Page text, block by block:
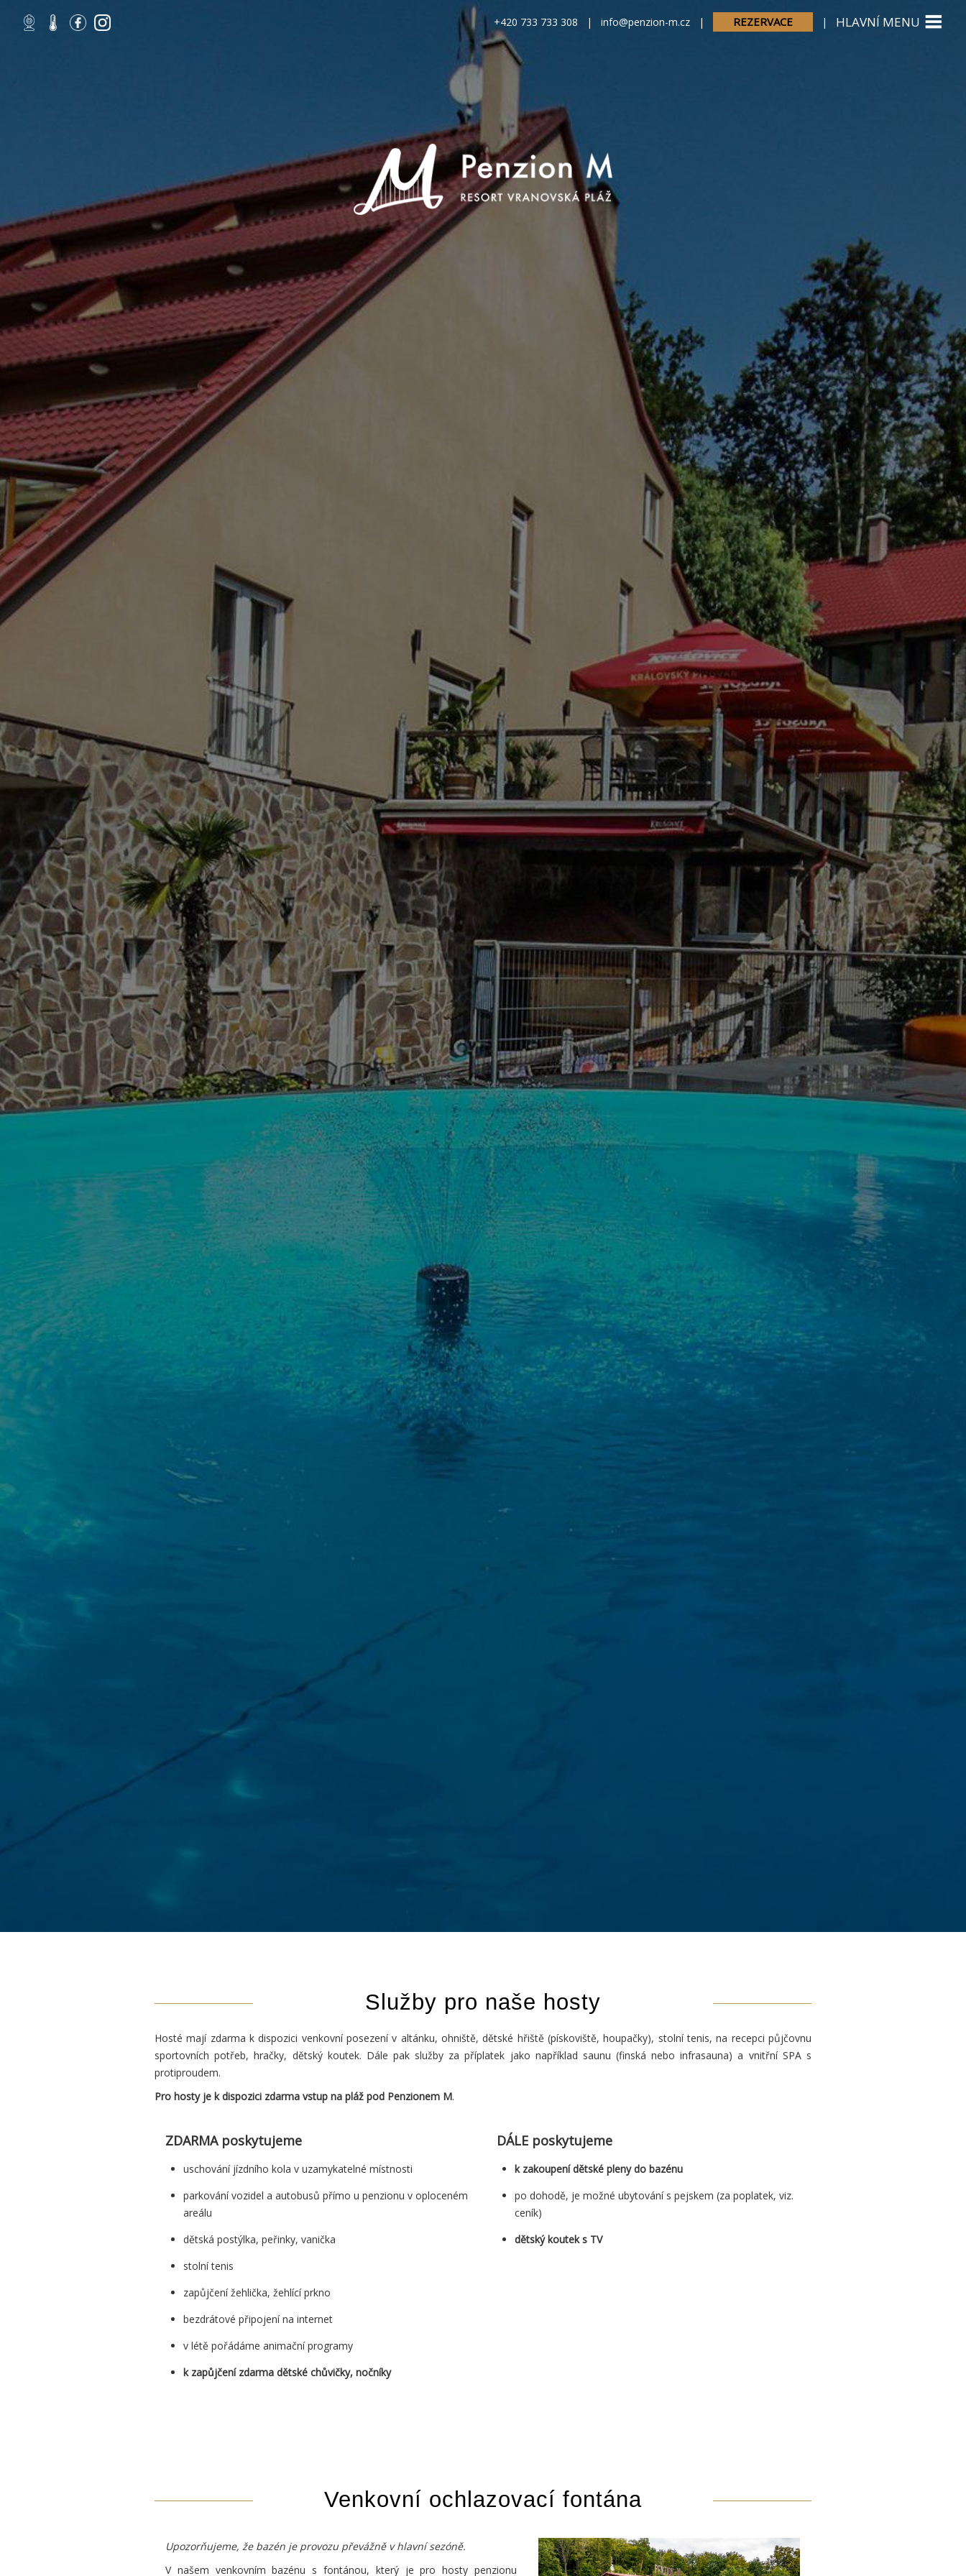
+420 733 733 308 | info@penzion-m.cz | REZERVACE | HLAVNÍ MENU
Služby pro naše hosty
Hosté mají zdarma k dispozici venkovní posezení v altánku, ohniště, dětské hřiště (pískoviště, houpačky), stolní tenis, na recepci půjčovnu
sportovních potřeb, hračky, dětský koutek. Dále pak služby za příplatek jako například saunu (finská nebo infrasauna) a vnitřní SPA s
protiproudem.
Pro hosty je k dispozici zdarma vstup na pláž pod Penzionem M.
ZDARMA poskytujeme
uschování jízdního kola v uzamykatelné místnosti
parkování vozidel a autobusů přímo u penzionu v oploceném
areálu
dětská postýlka, peřinky, vanička
stolní tenis
zapůjčení žehlička, žehlící prkno
bezdrátové připojení na internet
v létě pořádáme animační programy
k zapůjčení zdarma dětské chůvičky, nočníky
DÁLE poskytujeme
k zakoupení dětské pleny do bazénu
po dohodě, je možné ubytování s pejskem (za poplatek, viz.
ceník)
dětský koutek s TV
Venkovní ochlazovací fontána
Upozorňujeme, že bazén je provozu převážně v hlavní sezóně.
V našem venkovním bazénu s fontánou, který je pro hosty penzionu